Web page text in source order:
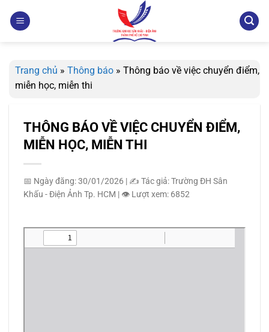
qua
Trang chủ » Thông báo » Thông báo về việc chuyển điểm,
miễn học, miễn thi
THÔNG BÁO VỀ VIỆC CHUYỂN ĐIỂM,
MIỄN HỌC, MIỄN THI
📅 Ngày đăng: 30/01/2026 | ✍️ Tác giả: Trường ĐH Sân
Khấu - Điện Ảnh Tp. HCM | 👁️ Lượt xem: 6852